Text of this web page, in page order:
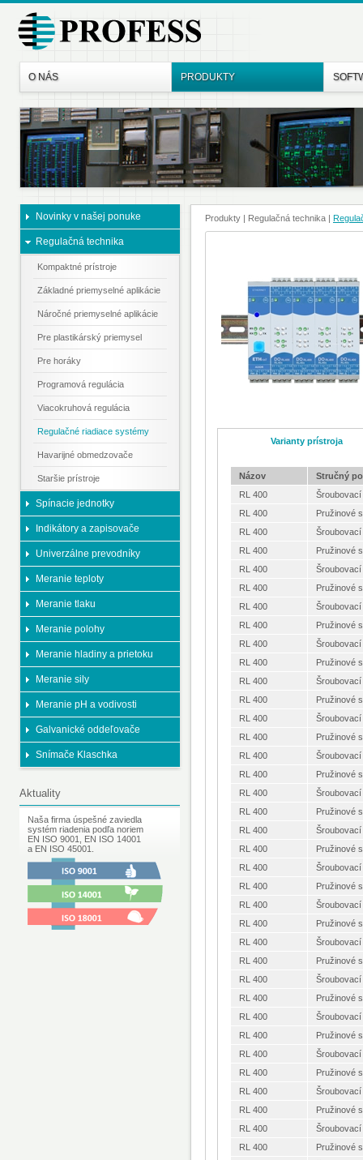
O NÁS PRODUKTY
Novinky v našej ponuke
Regulačná technika
Kompaktné prístroje
Základné priemyselné aplikácie
Náročné priemyselné aplikácie
Pre plastikárský priemysel
Pre horáky
Programová regulácia
Viacokruhová regulácia
Regulačné riadiace systémy
Havarijné obmedzovače
Staršie prístroje
Spínacie jednotky
Indikátory a zapisovače
Univerzálne prevodníky
Meranie teploty
Meranie tlaku
Meranie polohy
Meranie hladiny a prietoku
Meranie sily
Meranie pH a vodivosti
Galvanické oddeľovače
Snímače Klaschka
Aktuality
Naša firma úspešné zaviedla
systém riadenia podľa noriem
EN ISO 9001, EN ISO 14001
a EN ISO 45001.
Produkty | Regulačná technika |
Varianty prístroja
Názov
Stručný
RL 400
RL 400
Pružinové
RL 400
RL 400
Pružinové
RL 400
RL 400
Pružinové
RL 400
RL 400
Pružinové
RL 400
RL 400
Pružinové
RL 400
RL 400
Pružinové
RL 400
RL 400
Pružinové
RL 400
RL 400
Pružinové
RL 400
RL 400
Pružinové
RL 400
RL 400
Pružinové
RL 400
RL 400
Pružinové
RL 400
RL 400
Pružinové
RL 400
RL 400
Pružinové
RL 400
RL 400
Pružinové
RL 400
RL 400
Pružinové
RL 400
RL 400
Pružinové
RL 400
RL 400
Pružinové
RL 400
RL 400
Pružinové